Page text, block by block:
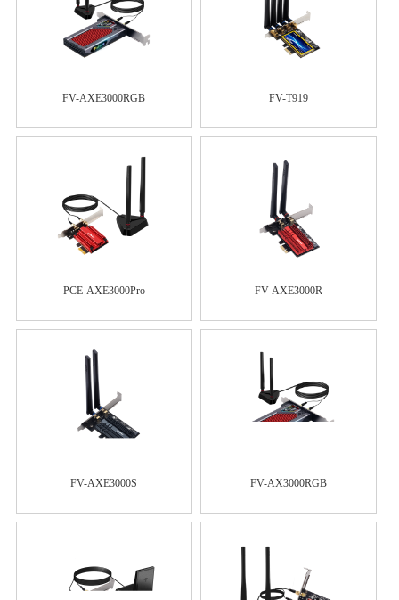
FV-AXE3000RGB FV-T919
PCE-AXE3000Pro FV-AXE3000R
FV-AXE3000S FV-AX3000RGB